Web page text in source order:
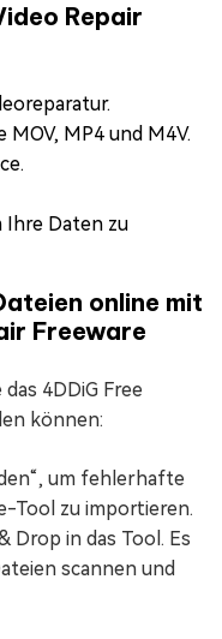
Repair
MP4 und M4V.
Ihre Daten zu
online mit
Freeware
4DDiG Free
können:
um fehlerhafte
Tool zu importieren.
Drop in das Tool. Es
scannen und